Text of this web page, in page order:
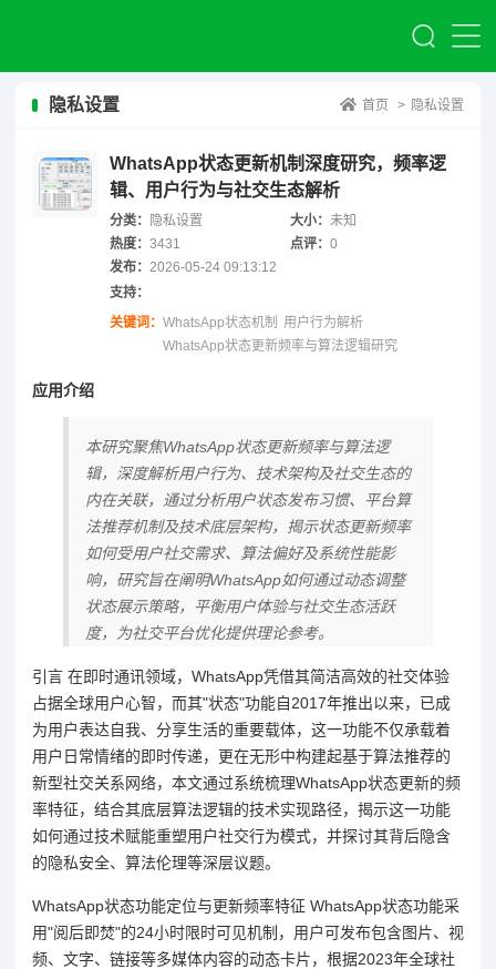
隐私设置 首页 > 隐私设置
WhatsApp状态更新机制深度研究，频率逻
辑、用户行为与社交生态解析
分类： 隐私设置 大小：未知
热度： 3431 点评：0
发布： 2026-05-24 09:13:12
支持：
关键词： WhatsApp状态机制
用户行为解析
WhatsApp状态更新频率与算法逻辑研究
应用介绍
本研究聚焦WhatsApp状态更新频率与算法逻
辑，深度解析用户行为、技术架构及社交生态的
内在关联，通过分析用户状态发布习惯、平台算
法推荐机制及技术底层架构，揭示状态更新频率
如何受用户社交需求、算法偏好及系统性能影
响，研究旨在阐明WhatsApp如何通过动态调整
状态展示策略，平衡用户体验与社交生态活跃
度，为社交平台优化提供理论参考。
引言 在即时通讯领域，WhatsApp凭借其简洁高效的社交体验
占据全球用户心智，而其"状态"功能自2017年推出以来，已成
为用户表达自我、分享生活的重要载体，这一功能不仅承载着
用户日常情绪的即时传递，更在无形中构建起基于算法推荐的
新型社交关系网络，本文通过系统梳理WhatsApp状态更新的频
率特征，结合其底层算法逻辑的技术实现路径，揭示这一功能
如何通过技术赋能重塑用户社交行为模式，并探讨其背后隐含
的隐私安全、算法伦理等深层议题。
WhatsApp状态功能定位与更新频率特征 WhatsApp状态功能采
用"阅后即焚"的24小时限时可见机制，用户可发布包含图片、视
频、文字、链接等多媒体内容的动态卡片，根据2023年全球社